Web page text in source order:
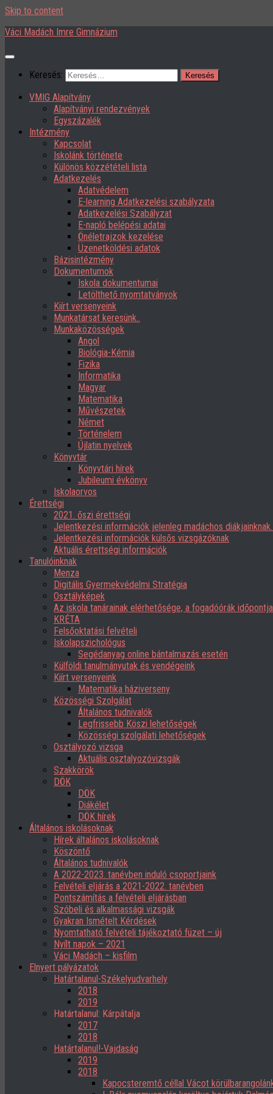
Skip to content
Váci Madách Imre Gimnázium
Keresés:
VMIG Alapítvány
Alapítványi rendezvények
Egyszázalék
Intézmény
Kapcsolat
Iskolánk története
Különös közzétételi lista
Adatkezelés
Adatvédelem
E-learning Adatkezelési szabályzata
Adatkezelési Szabályzat
E-napló belépési adatai
Önéletrajzok kezelése
Üzenetköldési adatok
Bázisintézmény
Dokumentumok
Iskola dokumentumai
Letölthető nyomtatványok
Kiírt versenyeink
Munkatársat keresünk..
Munkaközösségek
Angol
Biológia-Kémia
Fizika
Informatika
Magyar
Matematika
Művészetek
Német
Történelem
Újlatin nyelvek
Könyvtár
Könyvtári hírek
Jubileumi évkönyv
Iskolaorvos
Érettségi
2021. őszi érettségi
Jelentkezési információk jelenleg madáchos
Jelentkezési információk külsős vizsgázóknak
Aktuális érettségi információk
Tanulóinknak
Menza
Digitális Gyermekvédelmi Stratégia
Osztályképek
Az iskola tanárainak elérhetősége, a fogadóórák
KRÉTA
Felsőoktatási felvételi
Iskolapszichológus
Segédanyag online bántalmazás esetén
Külföldi tanulmányutak és vendégeink
Kiírt versenyeink
Matematika háziverseny
Közösségi Szolgálat
Általános tudnivalók
Legfrissebb Köszi lehetőségek
Közösségi szolgálati lehetőségek
Osztályozó vizsga
Aktuális osztalyozóvizsgák
Szakkörök
DÖK
DÖK
Diákélet
DÖK hírek
Általános iskolásoknak
Hírek általános iskolásoknak
Köszöntő
Általános tudnivalók
A 2022-2023. tanévben induló csoportjaink
Felvételi eljárás a 2021-2022. tanévben
Pontszámítás a felvételi eljárásban
Szóbeli és alkalmassági vizsgák
Gyakran Ismételt Kérdések
Nyomtatható felvételi tájékoztató füzet – új
Nyílt napok – 2021
Váci Madách – kisfilm
Elnyert pályázatok
Határtalanul-Székelyudvarhely
2018
2019
Határtalanul: Kárpátalja
2017
2018
Határtalanul!-Vajdaság
2019
2018
Kapocsteremtő céllal Vácot